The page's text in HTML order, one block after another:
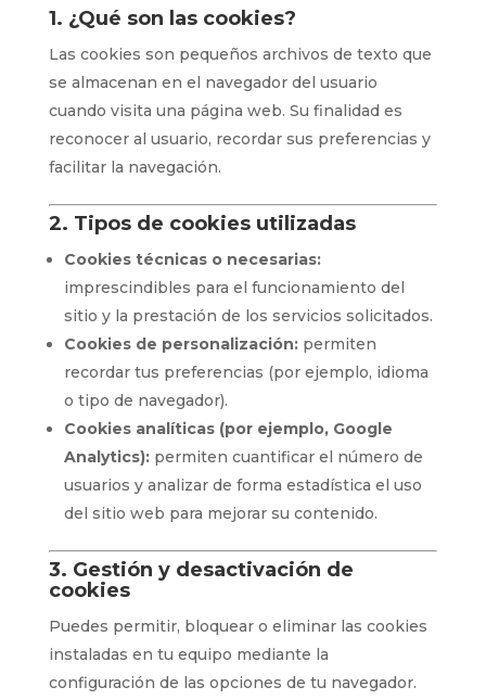
1. ¿Qué son las cookies?
Las cookies son pequeños archivos de texto que
se almacenan en el navegador del usuario
cuando visita una página web. Su finalidad es
reconocer al usuario, recordar sus preferencias y
facilitar la navegación.
2. Tipos de cookies utilizadas
Cookies técnicas o necesarias:
imprescindibles para el funcionamiento del
sitio y la prestación de los servicios solicitados.
Cookies de personalización:permiten
recordar tus preferencias (por ejemplo, idioma
o tipo de navegador).
Cookies analíticas (por ejemplo, Google
Analytics):permiten cuantificar el número de
usuarios y analizar de forma estadística el uso
del sitio web para mejorar su contenido.
3. Gestión y desactivación de
cookies
Puedes permitir, bloquear o eliminar las cookies
instaladas en tu equipo mediante la
configuración de las opciones de tu navegador.